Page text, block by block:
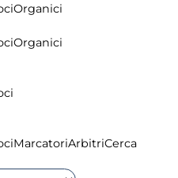
Organici
Organici
MarcatoriArbitriCerca